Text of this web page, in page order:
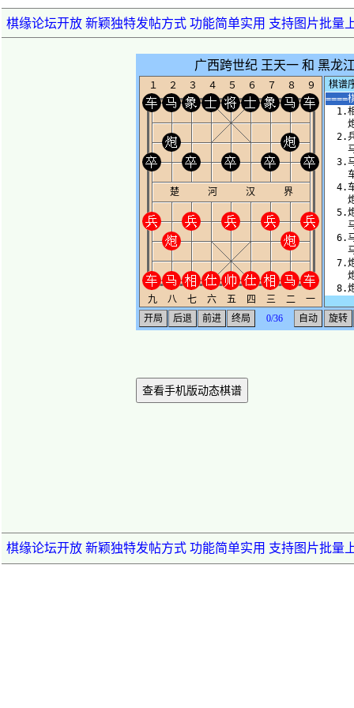
棋缘论坛开放 新颖独特发帖方式 功能简单实用 支持图片批量
查看手机版动态棋谱
棋缘论坛开放 新颖独特发帖方式 功能简单实用 支持图片批量